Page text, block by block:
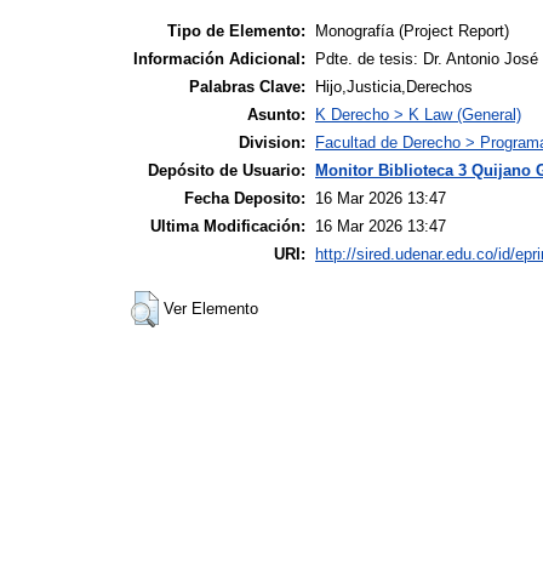
Tipo de Elemento:
Monografía (Project Report)
Información Adicional:
Pdte. de tesis: Dr. Antonio José
Palabras Clave:
Hijo,Justicia,Derechos
Asunto:
K Derecho > K Law (General)
Division:
Facultad de Derecho >
Depósito de Usuario: Monitor Biblioteca 3 Quijano
Fecha Deposito:
16 Mar 2026 13:47
Ultima Modificación:
16 Mar 2026 13:47
URI: http://sired.udenar.edu.co/id/
Ver Elemento